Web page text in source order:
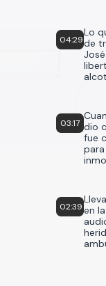
04:29
Lo
de
03:17 dio
fue
02:39en